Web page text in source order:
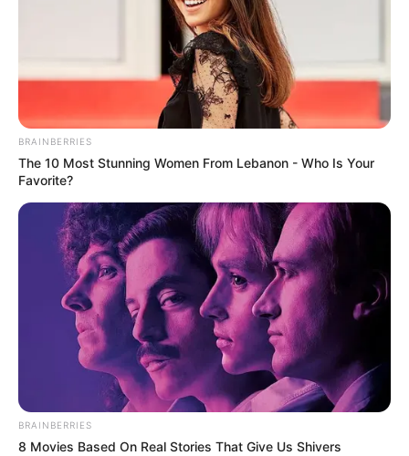
kesuksesan. Ia sendiri sejauh ini merasa bersyukur dipercaya
memerankan karakter yang mampu menyita perhatian penonton.
TAGS AKTRIS SELEBRITI KOREA SEOL IN AH
BRAINBERRIES
The 10 Most Stunning Women From Lebanon - Who Is Your
Favorite?
BRAINBERRIES
8 Movies Based On Real Stories That Give Us Shivers